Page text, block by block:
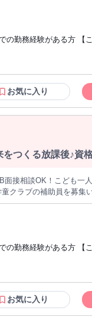
のサポート ●教室の清
富なスタッフがしっか
に大きなやりがい を感
ておりません。 ご了承くだ
験がある方 【こんな方
働きたい主婦(夫)さん ☆
saiyopolicy/
お気に入り
つくる放課後♪資
接相談OK！こども一
クラブの補助員を募集
全に過ごせる 居場所
のサポート ●教室の清
富なスタッフがしっか
に大きなやりがい を感
ておりません。 ご了承くだ
験がある方 【こんな方
働きたい主婦(夫)さん ☆
saiyopolicy/
お気に入り